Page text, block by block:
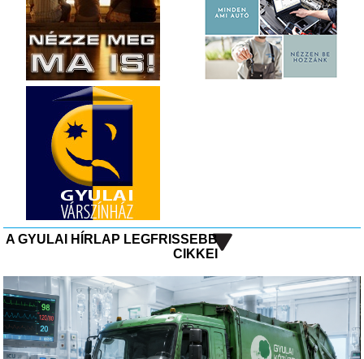
A GYULAI HÍRLAP LEGFRISSEBB
CIKKEI